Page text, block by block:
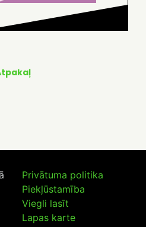
Privātuma politika
Piekļūstamība
Viegli lasīt
Lapas karte